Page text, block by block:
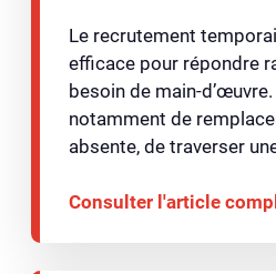
Le recrutement
efficace pour répondre
besoin de main-
notamment de
absente, de traverser
Consulter l'article